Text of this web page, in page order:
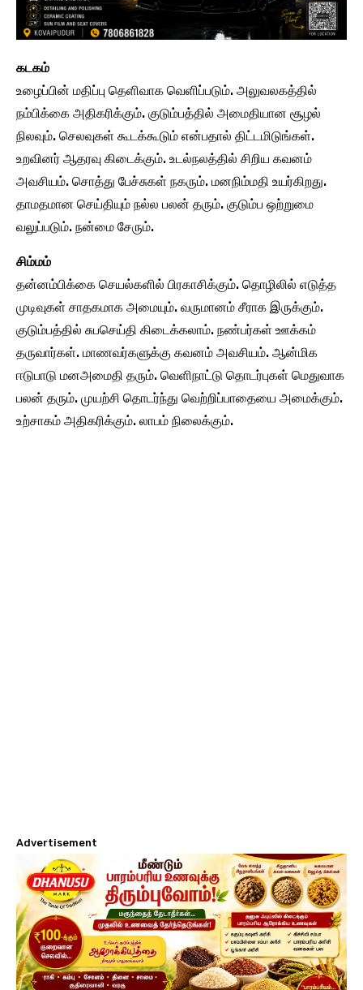
கடகம்
உழைப்பின் மதிப்பு தெளிவாக வெளிப்படும். அலுவலகத்தில்
நம்பிக்கை அதிகரிக்கும். குடும்பத்தில் அமைதியான சூழல்
நிலவும். செலவுகள் கூடக்கூடும் என்பதால் திட்டமிடுங்கள்.
உறவினர் ஆதரவு கிடைக்கும். உடல்நலத்தில் சிறிய கவனம்
அவசியம். சொத்து பேச்சுகள் நகரும். மனநிம்மதி உயர்கிறது.
தாமதமான செய்தியும் நல்ல பலன் தரும். குடும்ப ஒற்றுமை
வலுப்படும். நன்மை சேரும்.
சிம்மம்
தன்னம்பிக்கை செயல்களில் பிரகாசிக்கும். தொழிலில் எடுத்த
முடிவுகள் சாதகமாக அமையும். வருமானம் சீராக இருக்கும்.
குடும்பத்தில் சுபசெய்தி கிடைக்கலாம். நண்பர்கள் ஊக்கம்
தருவார்கள். மாணவர்களுக்கு கவனம் அவசியம். ஆன்மிக
ஈடுபாடு மனஅமைதி தரும். வெளிநாட்டு தொடர்புகள் மெதுவாக
பலன் தரும். முயற்சி தொடர்ந்து வெற்றிப்பாதையை அமைக்கும்.
உற்சாகம் அதிகரிக்கும். லாபம் நிலைக்கும்.
Advertisement